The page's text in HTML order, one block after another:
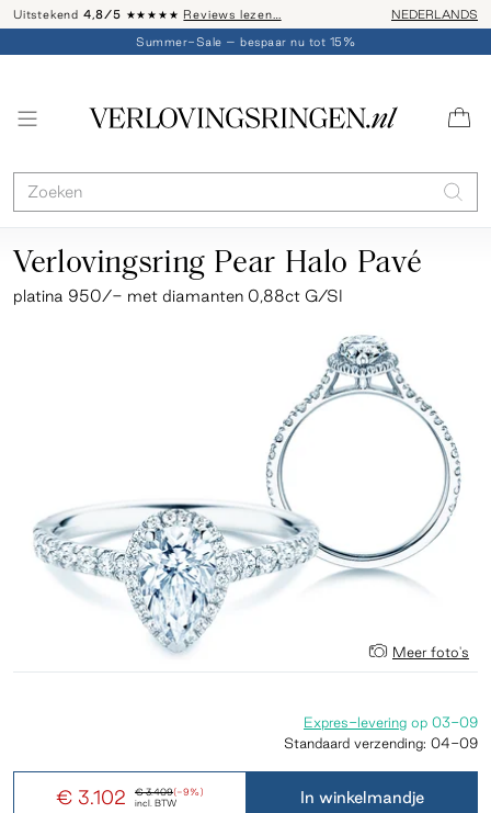
Uitstekend 4,8/5 ★★★★★ Reviews lezen… Advies: 020 -
NEDERLANDS
Summer-Sale – bespaar nu tot 15%
Verlovingsring Pear Halo Pavé
platina 950/- met diamanten 0,88ct G/SI
Meer foto's
€ 3.409(-9%)
€ 3.102 incl. BTW
Expres-levering op 03-09
Standaard verzending: 04-09
In winkelmandje